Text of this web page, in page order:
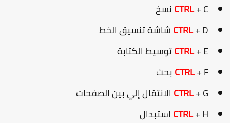
CTRL+ C نسخ
CTRL+ D شاشة تنسيق الخط
CTRL+ E توسيط الكتابة
CTRL+ F بحث
CTRL+ G الانتقال إلي بين الصفحات
CTRL+ H استبدال